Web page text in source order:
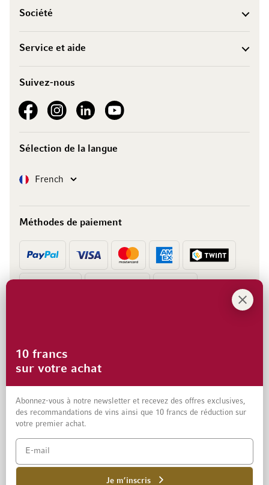
Société
Service et aide
Suivez-nous
See our FacebookSee our Instagram account
See our LinkedInSee our YouTube channel
Sélection de la langue
LangueFrench
Méthodes de paiement
Protection des données et clause de non-responsabilité
10 francs
sur votre achat
Abonnez-vous à notre newsletter et recevez des offres exclusives,
des recommandations de vins ainsi que 10 francs de réduction sur
votre premier achat.
Je m’inscris